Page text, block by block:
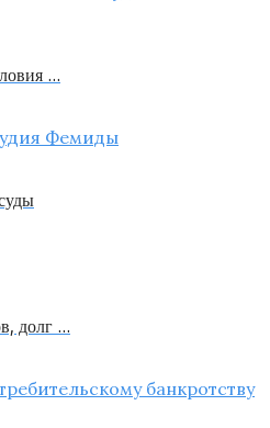
…
долг …